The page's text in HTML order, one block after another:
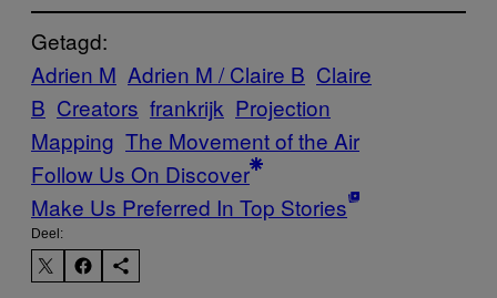
Getagd:
Adrien M Adrien M / Claire B Claire
B Creators frankrijk Projection
Mapping The Movement of the Air
Follow Us On Discover
Make Us Preferred In Top Stories
Deel: